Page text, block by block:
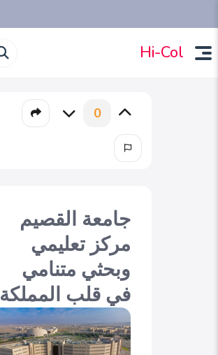
Hi-Col
0
جامعة القصيم
مركز تعليمي
وبحثي متنامي
في قلب المملكة